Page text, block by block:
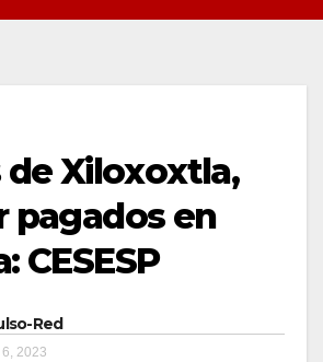
de Xiloxoxtla,
pagados en
CESESP
Red
6, 2023